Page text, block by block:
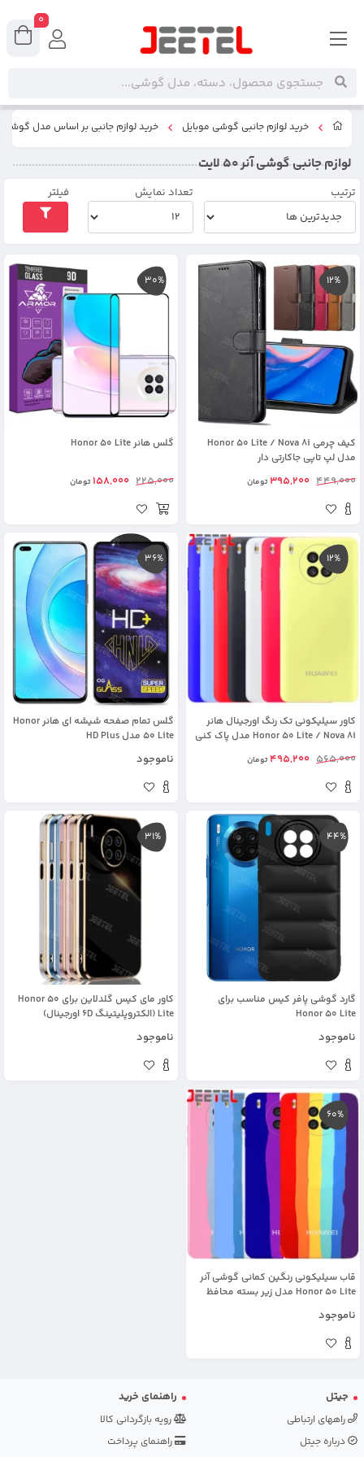
خرید لوازم جانبی گوشی موبایل خرید لوازم جانبی بر اساس مدل گوشی
لوازم جانبی گوشی آنر 50 لایت
ترتیب تعداد نمایش فیلتر
12%
کیف چرمی Honor 50 Lite / Nova 8i
مدل لپ تاپی جاکارتی دار
449,000
395,200تومان
30%
گلس هانر Honor 50 Lite
225,000
158,000تومان
12%
کاور سیلیکونی تک رنگ اورجینال هانر
Honor 50 Lite / Nova 8i مدل پاک کنی
565,000
495,200تومان
36%
گلس تمام صفحه شیشه ای هانر Honor
50 Lite مدل HD Plus
ناموجود
44%
گارد گوشی پافر کیس مناسب برای
Honor 50 Lite
ناموجود
31%
کاور مای کیس گلدلاین برای Honor 50
Lite (الکتروپلیتینگ 6D اورجینال)
ناموجود
60%
قاب سیلیکونی رنگین کمانی گوشی آنر
Honor 50 Lite مدل زیر بسته محافظ
ناموجود
جیتل
راههای ارتباطی
درباره جیتل
راهنمای خرید
رویه بازگردانی کالا
راهنمای پرداخت
0